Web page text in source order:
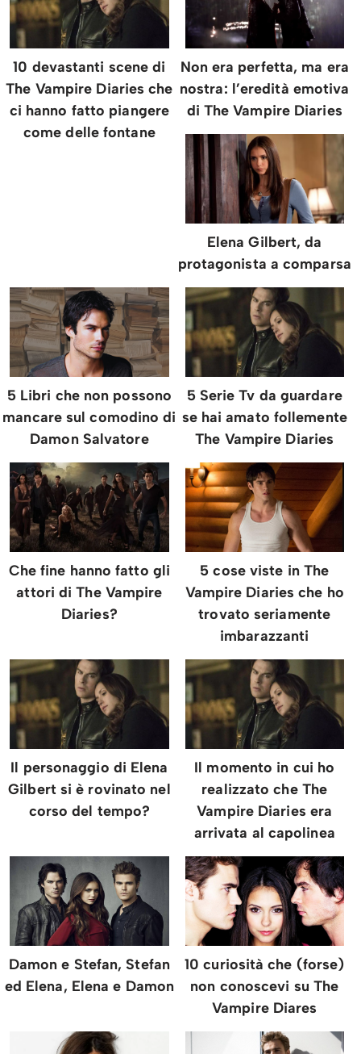
10 devastanti scene di
The Vampire Diaries che
ci hanno fatto piangere
come delle fontane
Non era perfetta, ma era
nostra: l’eredità emotiva
di The Vampire Diaries
Elena Gilbert, da
protagonista a comparsa
5 Libri che non possono
mancare sul comodino di
Damon Salvatore
5 Serie Tv da guardare
se hai amato follemente
The Vampire Diaries
Che fine hanno fatto gli
attori di The Vampire
Diaries?
5 cose viste in The
Vampire Diaries che ho
trovato seriamente
imbarazzanti
Il personaggio di Elena
Gilbert si è rovinato nel
corso del tempo?
Il momento in cui ho
realizzato che The
Vampire Diaries era
arrivata al capolinea
Damon e Stefan, Stefan
ed Elena, Elena e Damon
10 curiosità che (forse)
non conoscevi su The
Vampire Diares